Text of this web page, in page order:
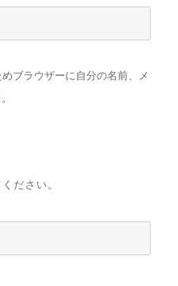
ブラウザーに自分の名前、メ
ださい。